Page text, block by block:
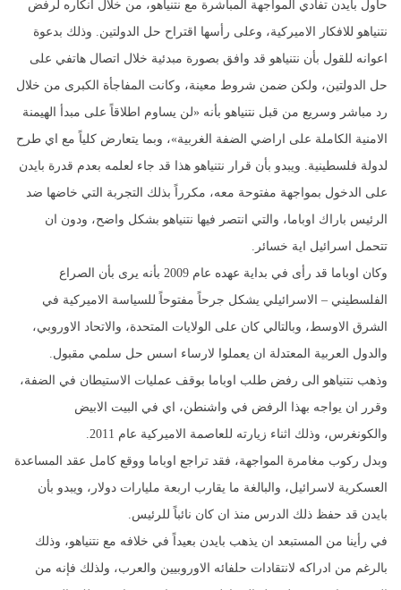
حاول بايدن تفادي المواجهة المباشرة مع نتنياهو، من خلال انكاره لرفض
نتنياهو للافكار الاميركية، وعلى رأسها اقتراح حل الدولتين. وذلك بدعوة
اعوانه للقول بأن نتنياهو قد وافق بصورة مبدئية خلال اتصال هاتفي على
حل الدولتين، ولكن ضمن شروط معينة، وكانت المفاجأة الكبرى من خلال
رد مباشر وسريع من قبل نتنياهو بأنه «لن يساوم اطلاقاً على مبدأ الهيمنة
الامنية الكاملة على اراضي الضفة الغربية»، وبما يتعارض كلياً مع اي طرح
لدولة فلسطينية. ويبدو بأن قرار نتنياهو هذا قد جاء لعلمه بعدم قدرة بايدن
على الدخول بمواجهة مفتوحة معه، مكرراً بذلك التجربة التي خاضها ضد
الرئيس باراك اوباما، والتي انتصر فيها نتنياهو بشكل واضح، ودون ان
تتحمل اسرائيل اية خسائر.
وكان اوباما قد رأى في بداية عهده عام 2009 بأنه يرى بأن الصراع
الفلسطيني – الاسرائيلي يشكل جرحاً مفتوحاً للسياسة الاميركية في
الشرق الاوسط، وبالتالي كان على الولايات المتحدة، والاتحاد الاوروبي،
والدول العربية المعتدلة ان يعملوا لارساء اسس حل سلمي مقبول.
وذهب نتنياهو الى رفض طلب اوباما بوقف عمليات الاستيطان في الضفة،
وقرر ان يواجه بهذا الرفض في واشنطن، اي في البيت الابيض
والكونغرس، وذلك اثناء زيارته للعاصمة الاميركية عام 2011.
وبدل ركوب مغامرة المواجهة، فقد تراجع اوباما ووقع كامل عقد المساعدة
العسكرية لاسرائيل، والبالغة ما يقارب اربعة مليارات دولار، ويبدو بأن
بايدن قد حفظ ذلك الدرس منذ ان كان نائباً للرئيس.
في رأينا من المستبعد ان يذهب بايدن بعيداً في خلافه مع نتنياهو، وذلك
بالرغم من ادراكه لانتقادات حلفائه الاوروبيين والعرب، ولذلك فإنه من